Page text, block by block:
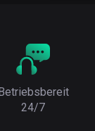
24/7